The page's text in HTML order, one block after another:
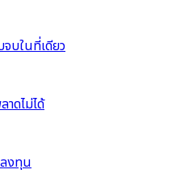
บในที่เดียว
าดไม่ได้
งทุน